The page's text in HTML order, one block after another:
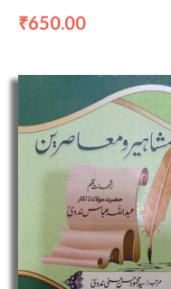
₹650.00